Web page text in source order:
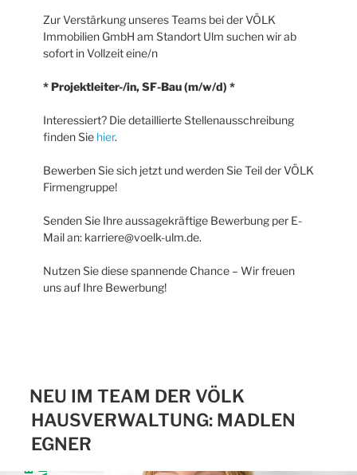
Zur Verstärkung unseres Teams bei der VÖLK
Immobilien GmbH am Standort Ulm suchen wir ab
sofort in Vollzeit eine/n
* Projektleiter-/in, SF-Bau (m/w/d) *
Interessiert? Die detaillierte Stellenausschreibung
finden Sie hier.
Bewerben Sie sich jetzt und werden Sie Teil der VÖLK
Firmengruppe!
Senden Sie Ihre aussagekräftige Bewerbung per E-
Mail an: karriere@voelk-ulm.de.
Nutzen Sie diese spannende Chance – Wir freuen
uns auf Ihre Bewerbung!
NEU IM TEAM DER VÖLK
HAUSVERWALTUNG: MADLEN
EGNER